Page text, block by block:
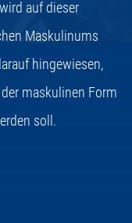
auf dieser
Maskulinums
hingewiesen,
maskulinen Form
soll.